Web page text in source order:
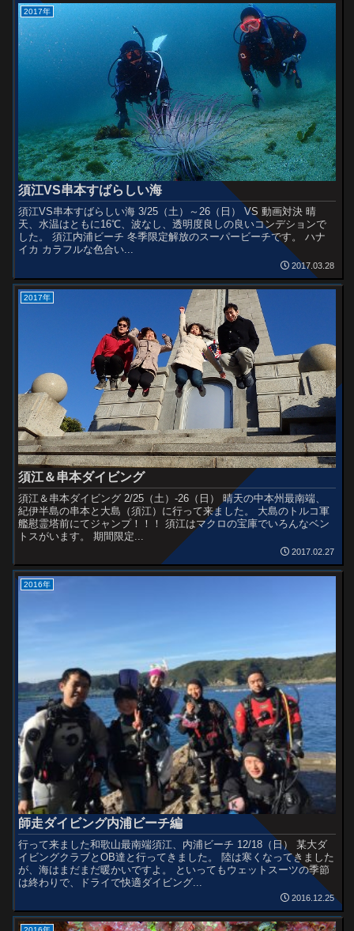
2017年
須江VS串本すばらしい海
須江VS串本すばらしい海 3/25（土）～26（日） VS 動画対決 晴
天、水温はともに16℃、波なし、透明度良しの良いコンデションで
した。 須江内浦ビーチ 冬季限定解放のスーパービーチです。 ハナ
イカ カラフルな色合い...
2017.03.28
2017年
須江＆串本ダイビング
須江＆串本ダイビング 2/25（土）-26（日） 晴天の中本州最南端、
紀伊半島の串本と大島（須江）に行って来ました。 大島のトルコ軍
艦慰霊塔前にてジャンプ！！！ 須江はマクロの宝庫でいろんなベン
トスがいます。 期間限定...
2017.02.27
2016年
師走ダイビング内浦ビーチ編
行って来ました和歌山最南端須江、内浦ビーチ 12/18（日） 某大ダ
イビングクラブとOB達と行ってきました。 陸は寒くなってきました
が、海はまだまだ暖かいですよ。 といってもウェットスーツの季節
は終わりで、ドライで快適ダイビング...
2016.12.25